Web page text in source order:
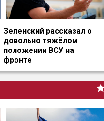
Зеленский рассказал о
довольно тяжёлом
положении ВСУ на
фронте